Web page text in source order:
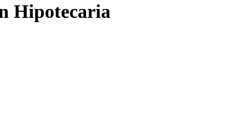
Hipotecaria